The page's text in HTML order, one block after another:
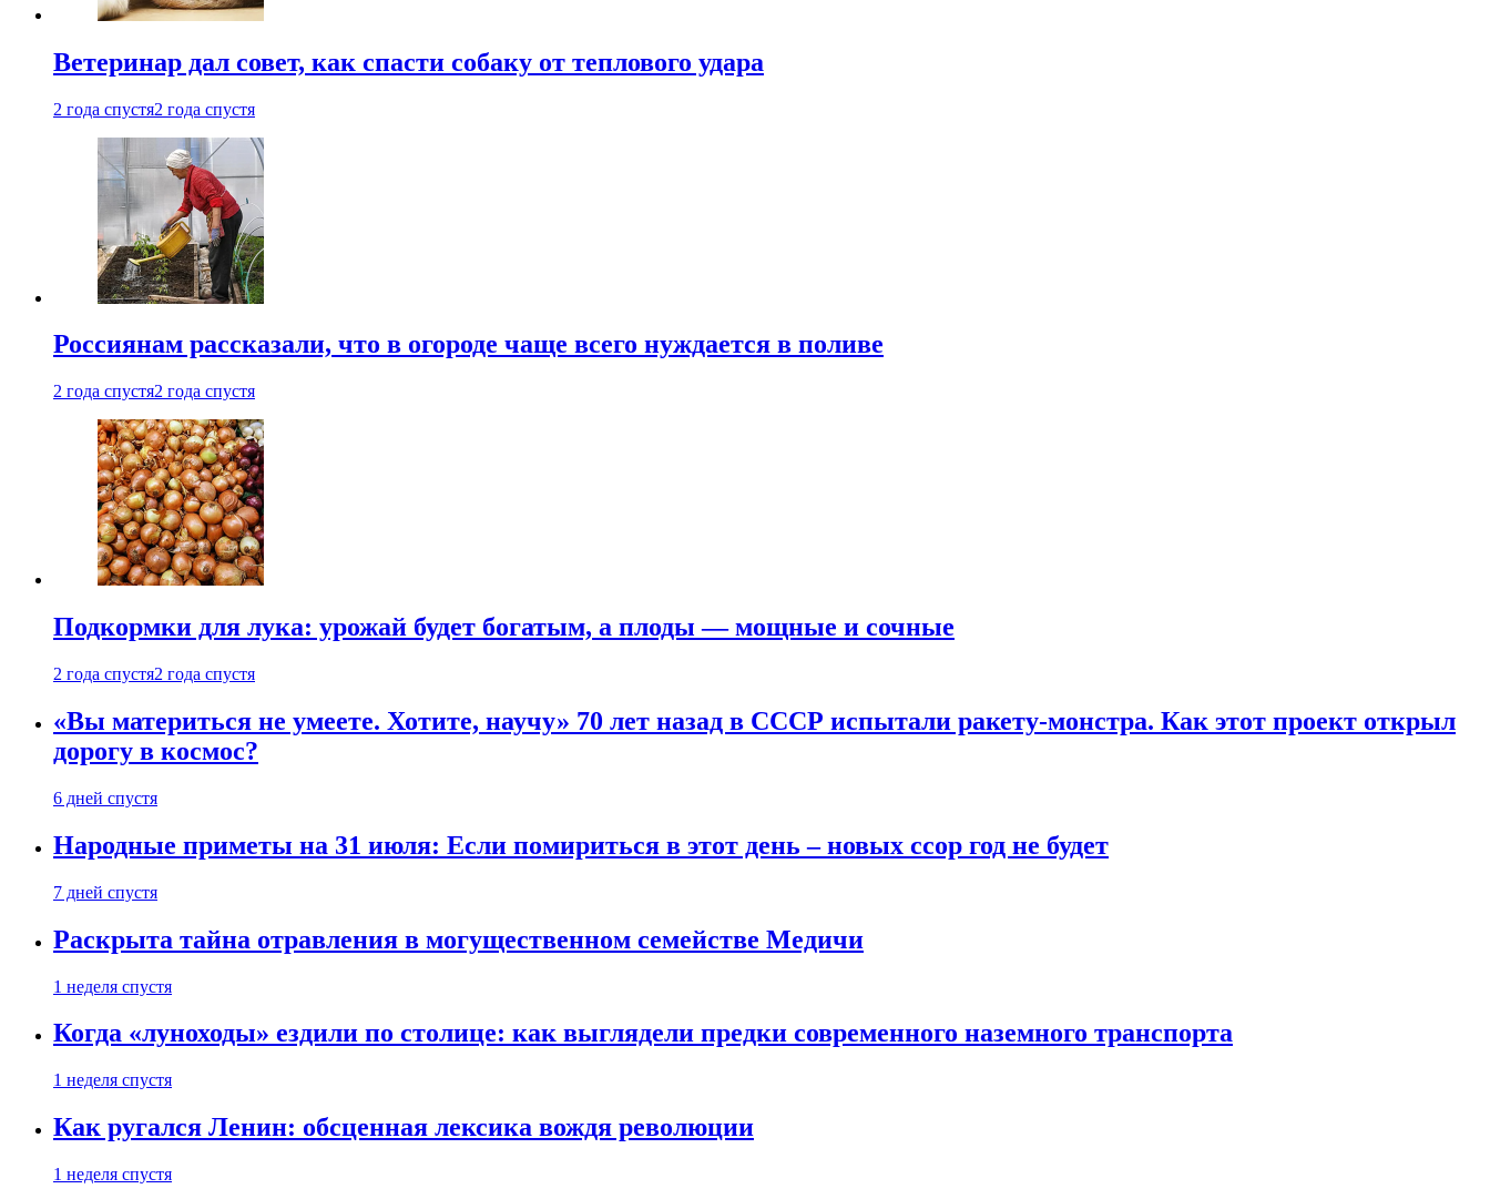
Ветеринар дал совет, как спасти собаку от теплового удара
2 года спустя2 года спустя
Россиянам рассказали, что в огороде чаще всего нуждается в поливе
2 года спустя2 года спустя
Подкормки для лука: урожай будет богатым, а плоды — мощные и сочные
2 года спустя2 года спустя
«Вы материться не умеете. Хотите, научу» 70 лет назад в СССР испытали ракету-монстра. Как этот проект открыл
дорогу в космос?
6 дней спустя
Народные приметы на 31 июля: Если помириться в этот день – новых ссор год не будет
7 дней спустя
Раскрыта тайна отравления в могущественном семействе Медичи
1 неделя спустя
Когда «луноходы» ездили по столице: как выглядели предки современного наземного транспорта
1 неделя спустя
Как ругался Ленин: обсценная лексика вождя революции
1 неделя спустя